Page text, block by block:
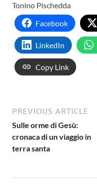
Tonino Pischedda
Facebook
LinkedIn
Copy Link
PREVIOUS ARTICLE
Sulle orme di Gesù:
cronaca di un viaggio in
terra santa